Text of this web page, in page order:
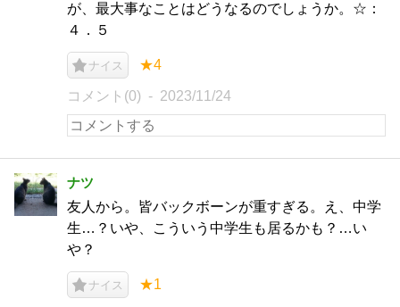
が、最大事なことはどうなるのでしょうか。☆：
４．５
ナイス ★4
コメント(0) 2023/11/24
ナツ
友人から。皆バックボーンが重すぎる。え、中学
生…？いや、こういう中学生も居るかも？…い
や？
ナイス ★1